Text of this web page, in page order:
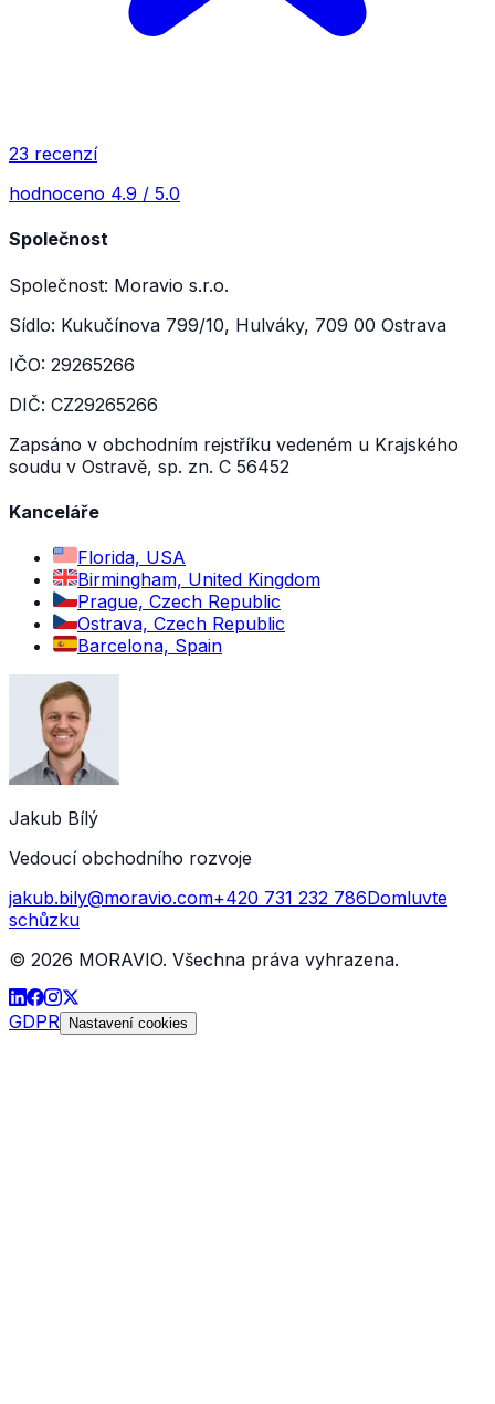
23 recenzí
hodnoceno 4.9 / 5.0
Společnost
Společnost: Moravio s.r.o.
Sídlo: Kukučínova 799/10, Hulváky, 709 00 Ostrava
IČO: 29265266
DIČ: CZ29265266
Zapsáno v obchodním rejstříku vedeném u Krajského
soudu v Ostravě, sp. zn. C 56452
Kanceláře
Florida, USA
Birmingham, United Kingdom
Prague, Czech Republic
Ostrava, Czech Republic
Barcelona, Spain
Jakub Bílý
Vedoucí obchodního rozvoje
jakub.bily@moravio.com+420 731 232 786Domluvte
schůzku
© 2026 MORAVIO. Všechna práva vyhrazena.
GDPR Nastavení cookies